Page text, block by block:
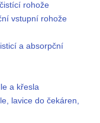
rohože
vstupní rohože
a absorpční
a křesla
lavice do čekáren,